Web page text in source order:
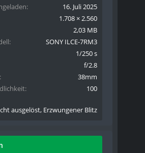
16. Juli 2025
1.708 × 2.560
2,03 MB
SONY ILCE-7RM3
1/250 s
f/2.8
38mm
100
ausgelöst, Erzwungener Blitz